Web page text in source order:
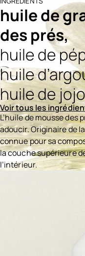
huile de
des prés,
huile de
huile
huile de
Voir tous les
L’huile de mousse des
adoucir. Originaire de
connue pour sa
la couche supérieure
l’intérieur.